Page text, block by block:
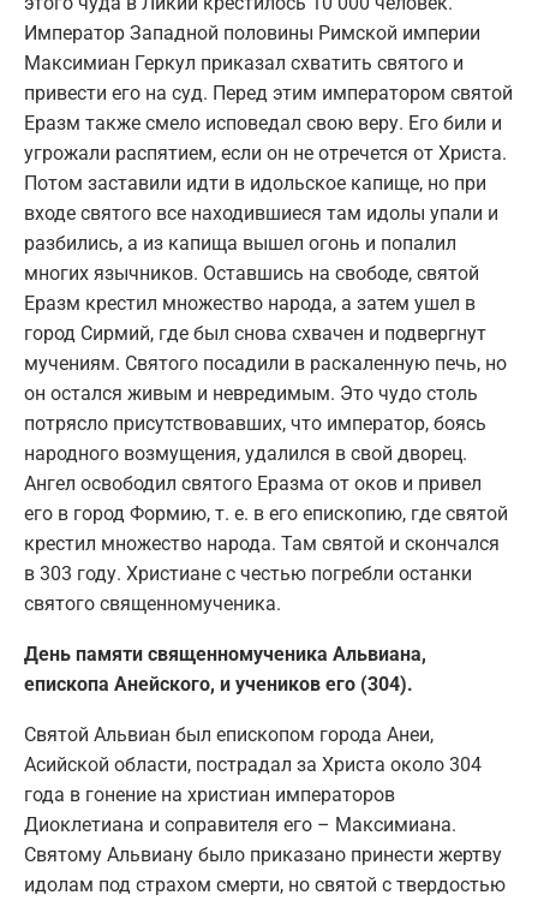
Император Западной половины Римской империи
Максимиан Геркул приказал схватить святого и
привести его на суд. Перед этим императором святой
Еразм также смело исповедал свою веру. Его били и
угрожали распятием, если он не отречется от Христа.
Потом заставили идти в идольское капище, но при
входе святого все находившиеся там идолы упали и
разбились, а из капища вышел огонь и попалил
многих язычников. Оставшись на свободе, святой
Еразм крестил множество народа, а затем ушел в
город Сирмий, где был снова схвачен и подвергнут
мучениям. Святого посадили в раскаленную печь, но
он остался живым и невредимым. Это чудо столь
потрясло присутствовавших, что император, боясь
народного возмущения, удалился в свой дворец.
Ангел освободил святого Еразма от оков и привел
его в город Формию, т. е. в его епископию, где святой
крестил множество народа. Там святой и скончался
в 303 году. Христиане с честью погребли останки
святого священномученика.
День памяти священномученика Альвиана,
епископа Анейского, и учеников его (304).
Святой Альвиан был епископом города Анеи,
Асийской области, пострадал за Христа около 304
года в гонение на христиан императоров
Диоклетиана и соправителя его – Максимиана.
Святому Альвиану было приказано принести жертву
идолам под страхом смерти, но святой с твердостью